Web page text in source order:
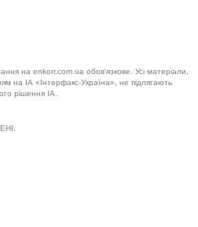
на enkorr.com.ua обов'язкове. Усі матеріали,
на ІА «Інтерфакс-Україна», не підлягають
рішення ІА.